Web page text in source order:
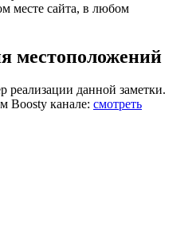
месте сайта, в любом
местоположений
реализации данной заметки.
Boosty канале: cмотреть